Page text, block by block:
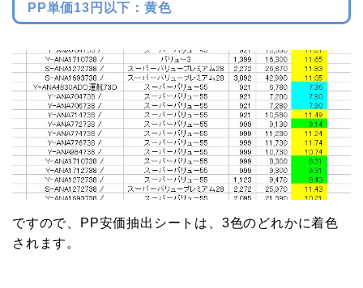
PP単価13円以下：黄色
ですので、PP安価抽出シートは、3色のどれかに着色
されます。